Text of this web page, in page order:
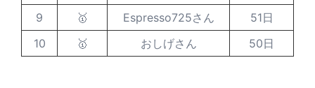
9
🥇 Espresso725さん
51日
10
🥇 おしげさん 50日